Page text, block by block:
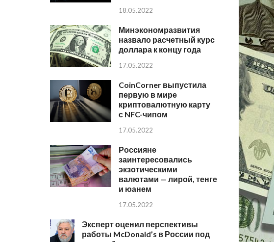
18.05.2022
Минэкономразвития
назвало расчетный курс
доллара к концу года
17.05.2022
CoinCorner выпустила
первую в мире
криптовалютную карту
с NFC-чипом
17.05.2022
Россияне
заинтересовались
экзотическими
валютами — лирой, тенге
и юанем
17.05.2022
Эксперт оценил перспективы
работы McDonald’s в России под